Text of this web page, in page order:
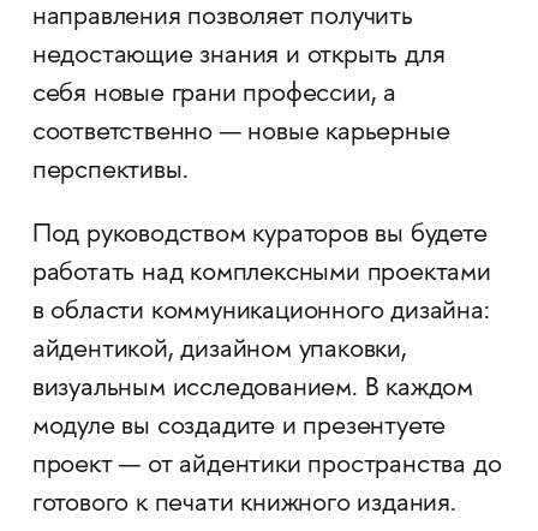
направления позволяет получить
недостающие знания и открыть для
себя новые грани профессии, а
соответственно — новые карьерные
перспективы.
Под руководством кураторов вы будете
работать над комплексными проектами
в области коммуникационного дизайна:
айдентикой, дизайном упаковки,
визуальным исследованием. В каждом
модуле вы создадите и презентуете
проект — от айдентики пространства до
готового к печати книжного издания.